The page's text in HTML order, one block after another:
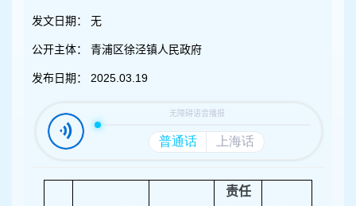
发文日期： 无
公开主体： 青浦区徐泾镇人民政府
发布日期： 2025.03.19
责任